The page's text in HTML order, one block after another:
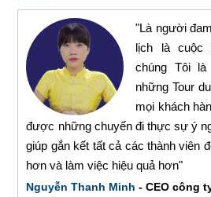
"Là người
lịch là cuộc
chúng Tôi
những Tour
mọi khách
được những chuyến đi thực sự ý
giúp gắn kết tất cả các thành viên
hơn và làm việc hiệu quả hơn"
Nguyễn Thanh Minh - CEO công